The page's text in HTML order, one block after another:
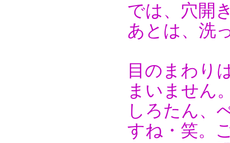
では、穴開
あとは、洗
目のまわり
まいません
しろたん、
すね・笑。